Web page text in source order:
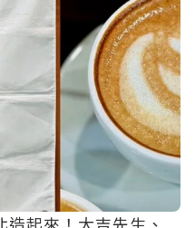
造起來！大吉先生、